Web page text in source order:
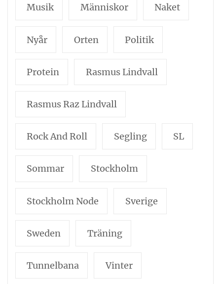
Musik Människor Naket
Nyår Orten Politik
Protein Rasmus Lindvall
Rasmus Raz Lindvall
Rock And Roll Segling SL
Sommar Stockholm
Stockholm Node Sverige
Sweden Träning
Tunnelbana Vinter